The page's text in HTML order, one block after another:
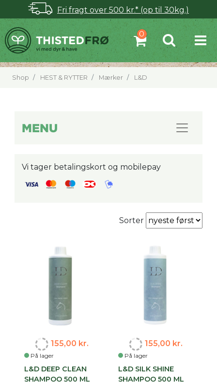
Fri fragt over 500 kr.* (op til 30kg.)
Shop HEST & RYTTER Mærker L&D
MENU
Vi tager betalingskort og mobilepay
Sorter
På lager
155,00 kr.
L&D DEEP CLEAN
SHAMPOO 500 ML
På lager
155,00 kr.
L&D SILK SHINE
SHAMPOO 500 ML